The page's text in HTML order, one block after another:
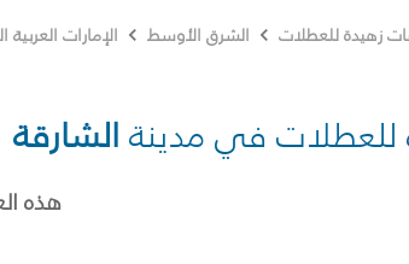
زهيدة للعطلات الشرق الأوسط الإمارات العربية
للعطلات في مدينة الشارقة
هذه